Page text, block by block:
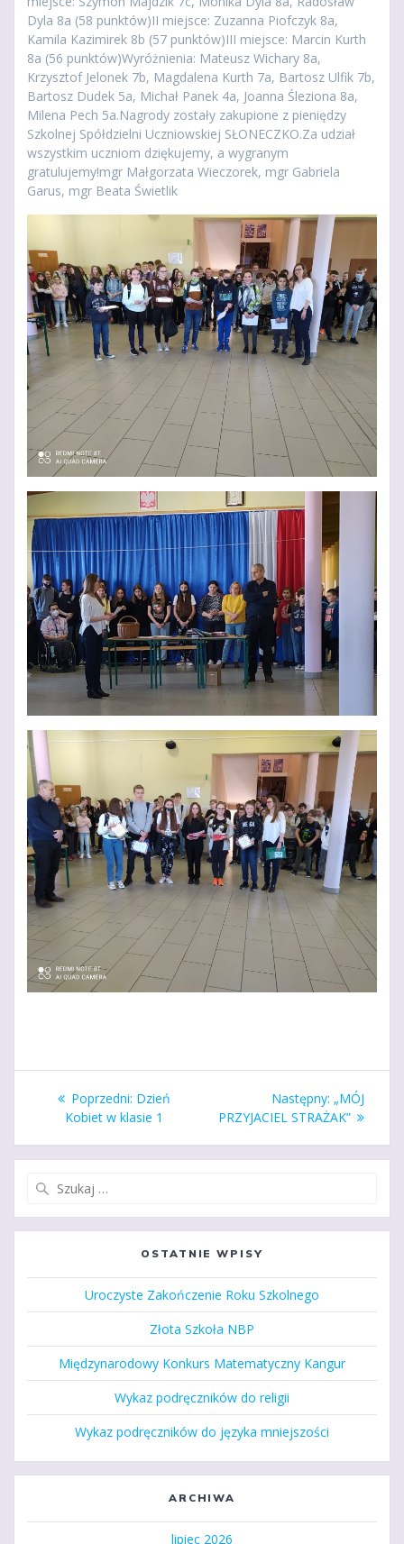
Dyla 8a (58 punktów)II miejsce: Zuzanna Piofczyk 8a,
Kamila Kazimirek 8b (57 punktów)III miejsce: Marcin Kurth
8a (56 punktów)Wyróżnienia: Mateusz Wichary 8a,
Krzysztof Jelonek 7b, Magdalena Kurth 7a, Bartosz Ulfik 7b,
Bartosz Dudek 5a, Michał Panek 4a, Joanna Śleziona 8a,
Milena Pech 5a.Nagrody zostały zakupione z pieniędzy
Szkolnej Spółdzielni Uczniowskiej SŁONECZKO.Za udział
wszystkim uczniom dziękujemy, a wygranym
gratulujemy!mgr Małgorzata Wieczorek, mgr Gabriela
Garus, mgr Beata Świetlik
Nawigacja
wpisu
Poprzedni: Poprzedni
wpis:
Dzień
Kobiet w klasie 1
Następny:
Następny
wpis:
„MÓJ
PRZYJACIEL STRAŻAK”
OSTATNIE WPISY
Uroczyste Zakończenie Roku Szkolnego
Złota Szkoła NBP
Międzynarodowy Konkurs Matematyczny Kangur
Wykaz podręczników do religii
Wykaz podręczników do języka mniejszości
ARCHIWA
lipiec 2026